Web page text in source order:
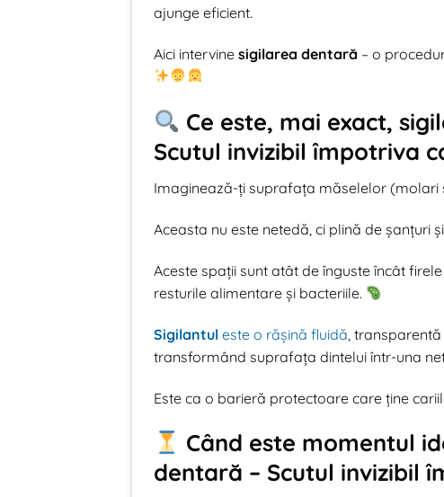
ajunge eficient.
Aici intervine sigilarea dentară – o
Ce este, mai exact,
Scutul invizibil împotriva
Imaginează-ți suprafața măselelor (molari
Aceasta nu este netedă, ci plină de șanțuri
Aceste spații sunt atât de înguste încât
resturile alimentare și bacteriile.
Sigilantul este o rășină fluidă ,
transformând suprafața dintelui într-una
Este ca o barieră protectoare care ține
Când este momentul
dentară – Scutul invizibil